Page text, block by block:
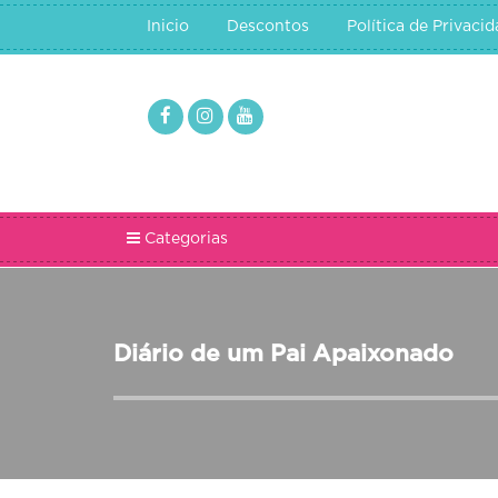
Inicio Descontos Política de
Categorias
Diário de um Pai Apaixonado